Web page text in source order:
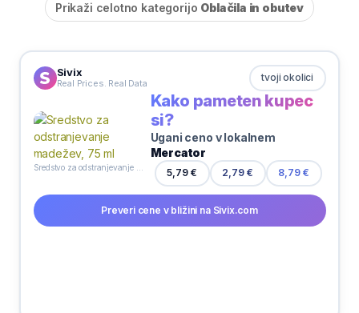
Prikaži celotno kategorijo Oblačila in obutev
Sivix
Real Prices. Real Data tvoji okolici
Kako pameten kupec
si?
Ugani ceno v lokalnem
Mercator
5,79 € 2,79 € 8,79 €
Preveri cene v bližini na Sivix.com